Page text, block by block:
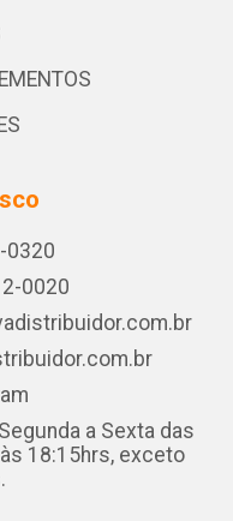
0320
0020
a Sexta das
18:15hrs, exceto